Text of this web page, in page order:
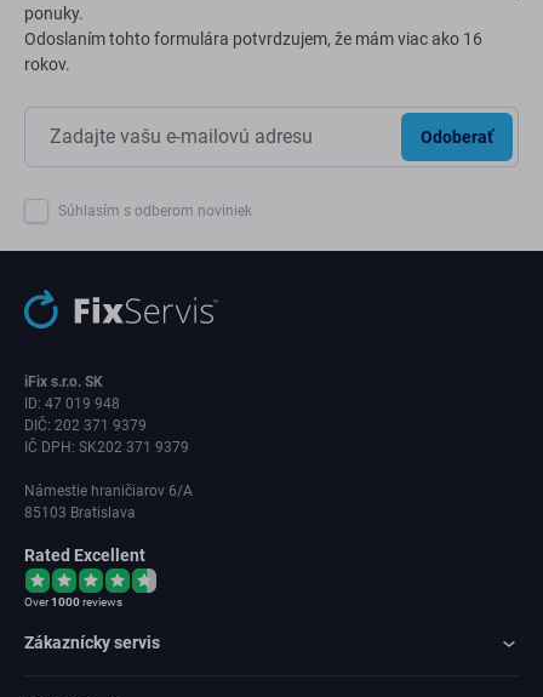
ponuky.
Odoslaním tohto formulára potvrdzujem, že mám viac ako 16
rokov.
Odoberať
Súhlasím s odberom noviniek
iFix s.r.o. SK
ID: 47 019 948
DIČ: 202 371 9379
IČ DPH: SK202 371 9379
Námestie hraničiarov 6/A
85103 Bratislava
Rated Excellent
Over1000reviews
Zákaznícky servis